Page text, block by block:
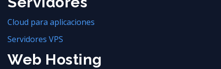
Cloud para aplicaciones
Servidores VPS
Web Hosting